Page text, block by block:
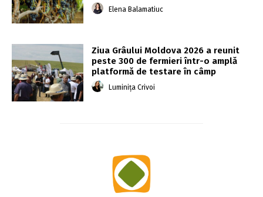
Elena Balamatiuc
Ziua Grâului Moldova 2026 a reunit
peste 300 de fermieri într-o amplă
platformă de testare în câmp
Luminița Crivoi